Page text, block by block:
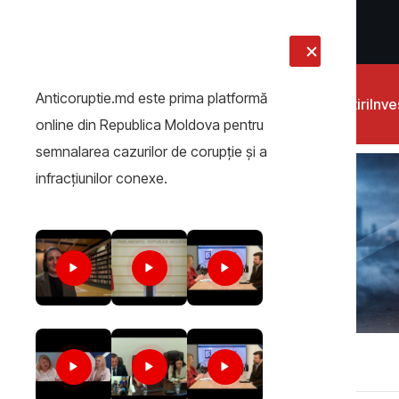
Știri
Anticoruptie.md este prima platformă
online din Republica Moldova pentru
semnalarea cazurilor de corupţie şi a
infracţiunilor conexe.